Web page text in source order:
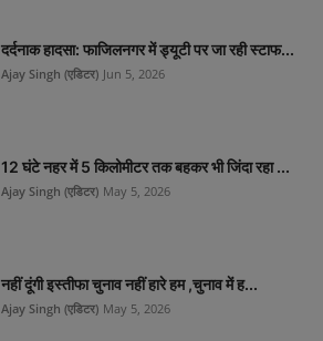
दर्दनाक हादसा: फाजिलनगर में ड्यूटी पर जा रही स्टाफ...
Ajay Singh (एडिटर) Jun 5, 2026
12 घंटे नहर में 5 किलोमीटर तक बहकर भी जिंदा रहा ...
Ajay Singh (एडिटर) May 5, 2026
नहीं दूंगी इस्तीफा चुनाव नहीं हारे हम ,चुनाव में ह...
Ajay Singh (एडिटर) May 5, 2026